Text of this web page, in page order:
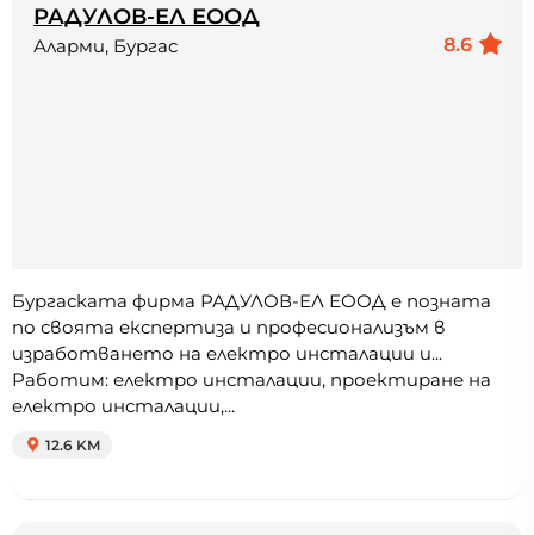
РАДУЛОВ-ЕЛ ЕООД
8.6
Аларми, Бургас
Бургаската фирма РАДУЛОВ-ЕЛ ЕООД е позната
по своята експертиза и професионализъм в
изработването на електро инсталации и...
Работим: електро инсталации, проектиране на
електро инсталации,...
12.6 KM